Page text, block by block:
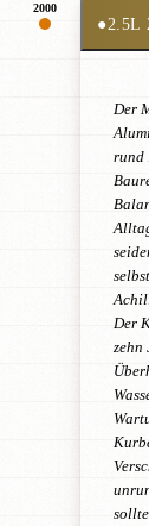
2000
●2.5L
Der
rund
Der
zehn